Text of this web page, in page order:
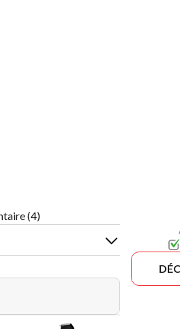
(4)